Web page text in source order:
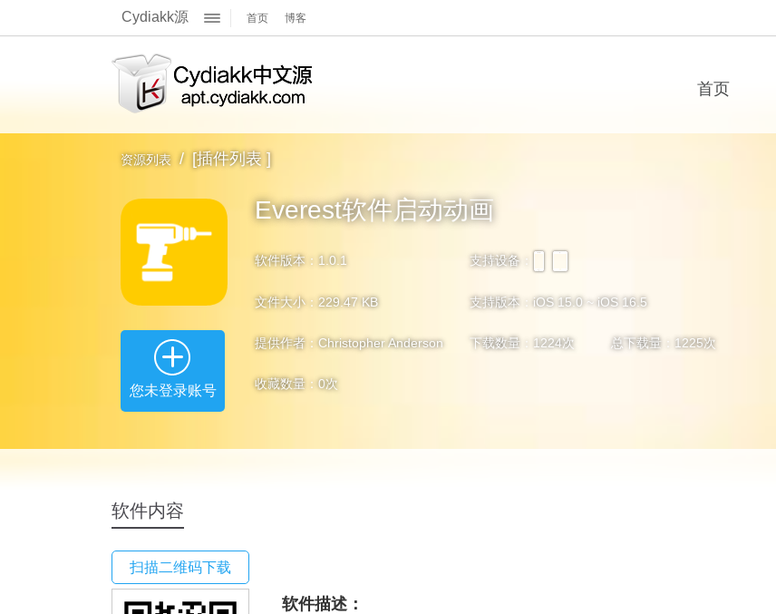
Cydiakk源
关于我们
官方Q群
官方博客
首页 博客
首页
资源列表 / [插件列表 ]
您未登录账号
Everest软件启动动画
软件版本：1.0.1 支持设备：
iPhone
iPad
文件大小：229.47 KB 支持版本：iOS 15.0 ~ iOS 16.5
提供作者：Christopher Anderson 下载数量： 1224次 总下载量： 1225次
收藏数量： 0次
软件内容
扫描二维码下载
软件描述：